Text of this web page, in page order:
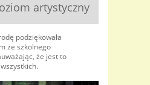
artystyczny
podziękowała
ze szkolnego
że jest to